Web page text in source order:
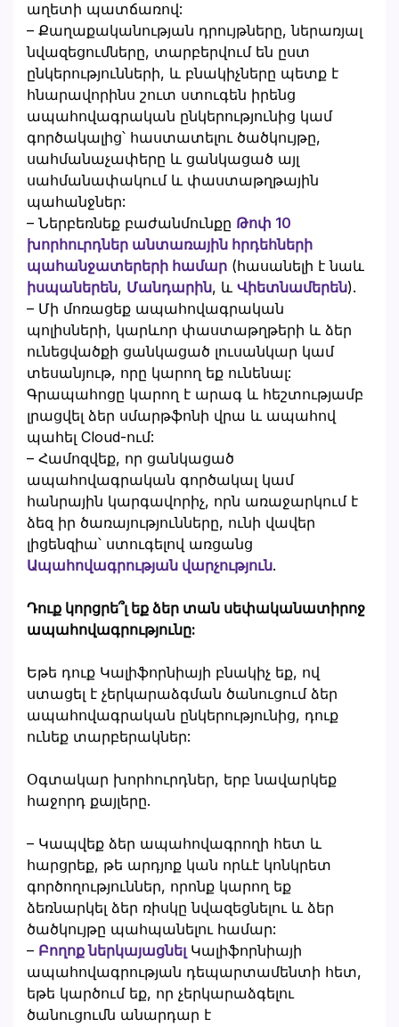
աղետի պատճառով:
– Քաղաքականության դրույթները, ներառյալ
նվազեցումները, տարբերվում են ըստ
ընկերությունների, և բնակիչները պետք է
հնարավորինս շուտ ստուգեն իրենց
ապահովագրական ընկերությունից կամ
գործակալից՝ հաստատելու ծածկույթը,
սահմանաչափերը և ցանկացած այլ
սահմանափակում և փաստաթղթային
պահանջներ:
– Ներբեռնեք բաժանմունքը Թոփ 10
խորհուրդներ անտառային հրդեհների
պահանջատերերի համար (հասանելի է նաև
իսպաներեն, Մանդարին, և Վիետնամերեն).
– Մի մոռացեք ապահովագրական
պոլիսների, կարևոր փաստաթղթերի և ձեր
ունեցվածքի ցանկացած լուսանկար կամ
տեսանյութ, որը կարող եք ունենալ:
Գրապահոցը կարող է արագ և հեշտությամբ
լրացվել ձեր սմարթֆոնի վրա և ապահով
պահել Cloud-ում:
– Համոզվեք, որ ցանկացած
ապահովագրական գործակալ կամ
հանրային կարգավորիչ, որն առաջարկում է
ձեզ իր ծառայությունները, ունի վավեր
լիցենզիա՝ ստուգելով առցանց
Ապահովագրության վարչություն.
Դուք կորցրե՞լ եք ձեր տան սեփականատիրոջ
ապահովագրությունը:
Եթե դուք Կալիֆորնիայի բնակիչ եք, ով
ստացել է չերկարաձգման ծանուցում ձեր
ապահովագրական ընկերությունից, դուք
ունեք տարբերակներ:
Օգտակար խորհուրդներ, երբ նավարկեք
հաջորդ քայլերը.
– Կապվեք ձեր ապահովագրողի հետ և
հարցրեք, թե արդյոք կան որևէ կոնկրետ
գործողություններ, որոնք կարող եք
ձեռնարկել ձեր ռիսկը նվազեցնելու և ձեր
ծածկույթը պահպանելու համար:
– Բողոք ներկայացնել Կալիֆորնիայի
ապահովագրության դեպարտամենտի հետ,
եթե կարծում եք, որ չերկարաձգելու
ծանուցումն անարդար է